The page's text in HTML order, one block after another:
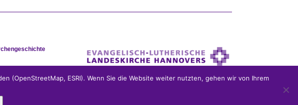
(OpenStreetMap, ESRI). Wenn Sie die Website weiter nutzten, gehen wir von Ihrem